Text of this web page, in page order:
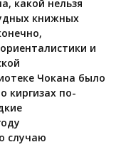
какой нельзя
книжных
и
Чокана было
киргизах по-
случаю